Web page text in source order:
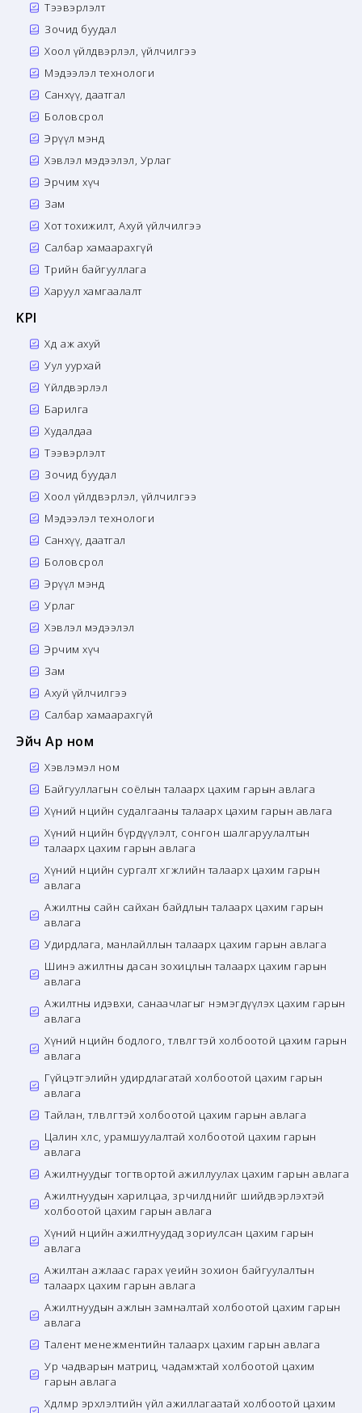
Тээвэрлэлт
Зочид буудал
Хоол үйлдвэрлэл, үйлчилгээ
Мэдээлэл технологи
Санхүү, даатгал
Боловсрол
Эрүүл мэнд
Хэвлэл мэдээлэл, Урлаг
Эрчим хүч
Зам
Хот тохижилт, Ахуй үйлчилгээ
Салбар хамаарахгүй
Төрийн байгууллага
Харуул хамгаалалт
KPI
Хөдөө аж ахуй
Уул уурхай
Үйлдвэрлэл
Барилга
Худалдаа
Тээвэрлэлт
Зочид буудал
Хоол үйлдвэрлэл, үйлчилгээ
Мэдээлэл технологи
Санхүү, даатгал
Боловсрол
Эрүүл мэнд
Урлаг
Хэвлэл мэдээлэл
Эрчим хүч
Зам
Ахуй үйлчилгээ
Салбар хамаарахгүй
Эйч Ар ном
Хэвлэмэл ном
Байгууллагын соёлын талаарх цахим гарын авлага
Хүний нөөцийн судалгааны талаарх цахим гарын авлага
Хүний нөөцийн бүрдүүлэлт, сонгон шалгаруулалтын
талаарх цахим гарын авлага
Хүний нөөцийн сургалт хөгжлийн талаарх цахим гарын
авлага
Ажилтны сайн сайхан байдлын талаарх цахим гарын
авлага
Удирдлага, манлайллын талаарх цахим гарын авлага
Шинэ ажилтны дасан зохицлын талаарх цахим гарын
авлага
Ажилтны идэвхи, санаачлагыг нэмэгдүүлэх цахим гарын
авлага
Хүний нөөцийн бодлого, төлөвлөгөөтэй холбоотой цахим гарын
авлага
Гүйцэтгэлийн удирдлагатай холбоотой цахим гарын
авлага
Тайлан, төлөвлөгөөтэй холбоотой цахим гарын авлага
Цалин хөлс, урамшуулалтай холбоотой цахим гарын
авлага
Ажилтнуудыг тогтвортой ажиллуулах цахим гарын авлага
Ажилтнуудын харилцаа, зөрчилдөөнийг шийдвэрлэхтэй
холбоотой цахим гарын авлага
Хүний нөөцийн ажилтнуудад зориулсан цахим гарын
авлага
Ажилтан ажлаас гарах үеийн зохион байгуулалтын
талаарх цахим гарын авлага
Ажилтнуудын ажлын замналтай холбоотой цахим гарын
авлага
Талент менежментийн талаарх цахим гарын авлага
Ур чадварын матриц, чадамжтай холбоотой цахим
гарын авлага
Хөдөлмөр эрхлэлтийн үйл ажиллагаатай холбоотой цахим